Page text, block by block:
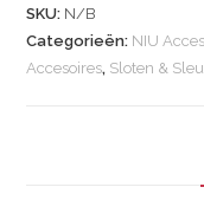
SKU: N/B
Categorieën: NIU
Accesoires, Sloten &